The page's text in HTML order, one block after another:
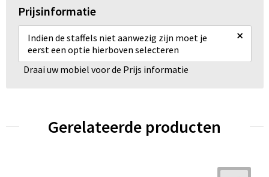
Prijsinformatie
Indien de staffels niet aanwezig zijn moet je
eerst een optie hierboven selecteren
×
Draai uw mobiel voor de Prijs informatie
Gerelateerde producten